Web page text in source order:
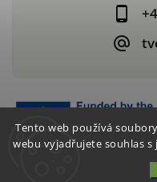
Tento web používá
webu vyjadřujete souhlas